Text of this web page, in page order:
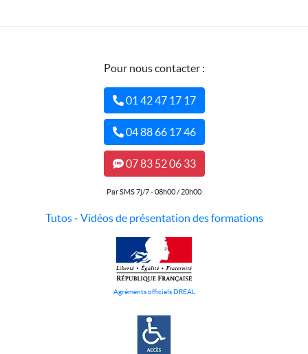
Pour nous contacter :
01 42 47 17 17
04 88 66 17 46
07 83 52 06 33
Par SMS 7j/7 - 08h00 / 20h00
Tutos- Vidéos de présentation des formations
Agréments officiels DREAL